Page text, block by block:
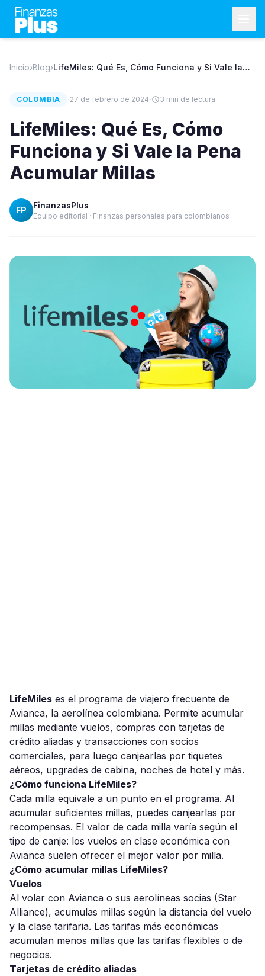
Inicio›Blog›LifeMiles: Qué Es, Cómo Funciona y Si Vale la
COLOMBIA ·27 de febrero de 2024· 3 min de lectura
LifeMiles: Qué Es, Cómo
Funciona y Si Vale la Pena
Acumular Millas
FP FinanzasPlus
Equipo editorial · Finanzas personales para colombianos
LifeMiles es el programa de viajero frecuente de
Avianca, la aerolínea colombiana. Permite acumular
millas mediante vuelos, compras con tarjetas de
crédito aliadas y transacciones con socios
comerciales, para luego canjearlas por tiquetes
aéreos, upgrades de cabina, noches de hotel y más.
¿Cómo funciona LifeMiles?
Cada milla equivale a un punto en el programa. Al
acumular suficientes millas, puedes canjearlas por
recompensas. El valor de cada milla varía según el
tipo de canje: los vuelos en clase económica con
Avianca suelen ofrecer el mejor valor por milla.
¿Cómo acumular millas LifeMiles?
Vuelos
Al volar con Avianca o sus aerolíneas socias (Star
Alliance), acumulas millas según la distancia del vuelo
y la clase tarifaria. Las tarifas más económicas
acumulan menos millas que las tarifas flexibles o de
negocios.
Tarjetas de crédito aliadas